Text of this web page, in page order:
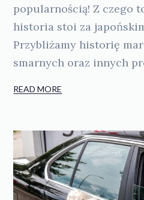
popularnością! Z czego
historia stoi za
Przybliżamy historię
smarnych oraz innych
READ MORE